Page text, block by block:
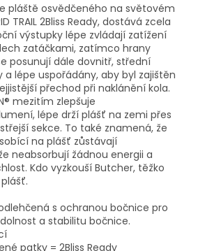
pláště osvědčeného na světovém
TRAIL 2Bliss Ready, dostává zcela
výstupky lépe zvládají zatížení
zatáčkami, zatímco hrany
posunují dále dovnitř, střední
a lépe uspořádány, aby byl zajištěn
přechod při naklánění kola.
mezitím zlepšuje
lépe drží plášť na zemi přes
sekce. To také znamená, že
na plášť zůstávají
neabsorbují žádnou energii a
Kdo vyzkouší Butcher, těžko
s ochranou bočnice pro
a stabilitu bočnice.
patky = 2Bliss Ready